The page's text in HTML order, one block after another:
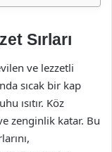
Sırları
ve lezzetli
sıcak bir kap
ısıtır. Köz
zenginlik katar. Bu